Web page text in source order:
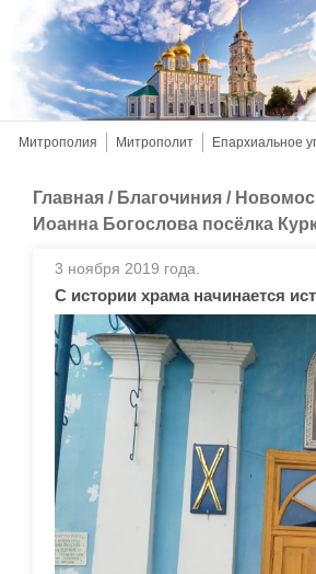
Митрополия Митрополит Епархиальное
Главная / Благочиния /
Иоанна Богослова посёлка
3 ноября 2019 года.
С истории храма начинается